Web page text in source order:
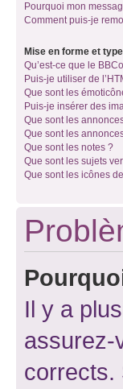
Pourquoi mon
Comment puis-je
Mise en forme et
Qu’est-ce que le
Puis-je utiliser de
Que sont les
Puis-je insérer des
Que sont les
Que sont les
Que sont les notes ?
Que sont les sujets
Que sont les icônes
Il y a
assurez-
corrects.